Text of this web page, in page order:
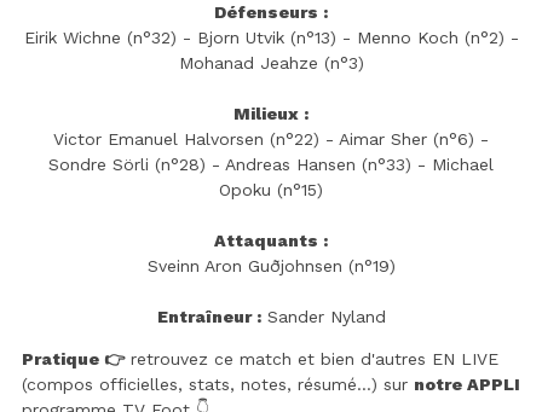
Défenseurs :
Eirik Wichne (n°32) - Bjorn Utvik (n°13) - Menno Koch (n°2) -
Mohanad Jeahze (n°3)
Milieux :
Victor Emanuel Halvorsen (n°22) - Aimar Sher (n°6) -
Sondre Sörli (n°28) - Andreas Hansen (n°33) - Michael
Opoku (n°15)
Attaquants :
Sveinn Aron Guðjohnsen (n°19)
Entraîneur :Sander Nyland
Pratique 👉retrouvez ce match et bien d'autres EN LIVE
(compos officielles, stats, notes, résumé...) sur notre APPLI